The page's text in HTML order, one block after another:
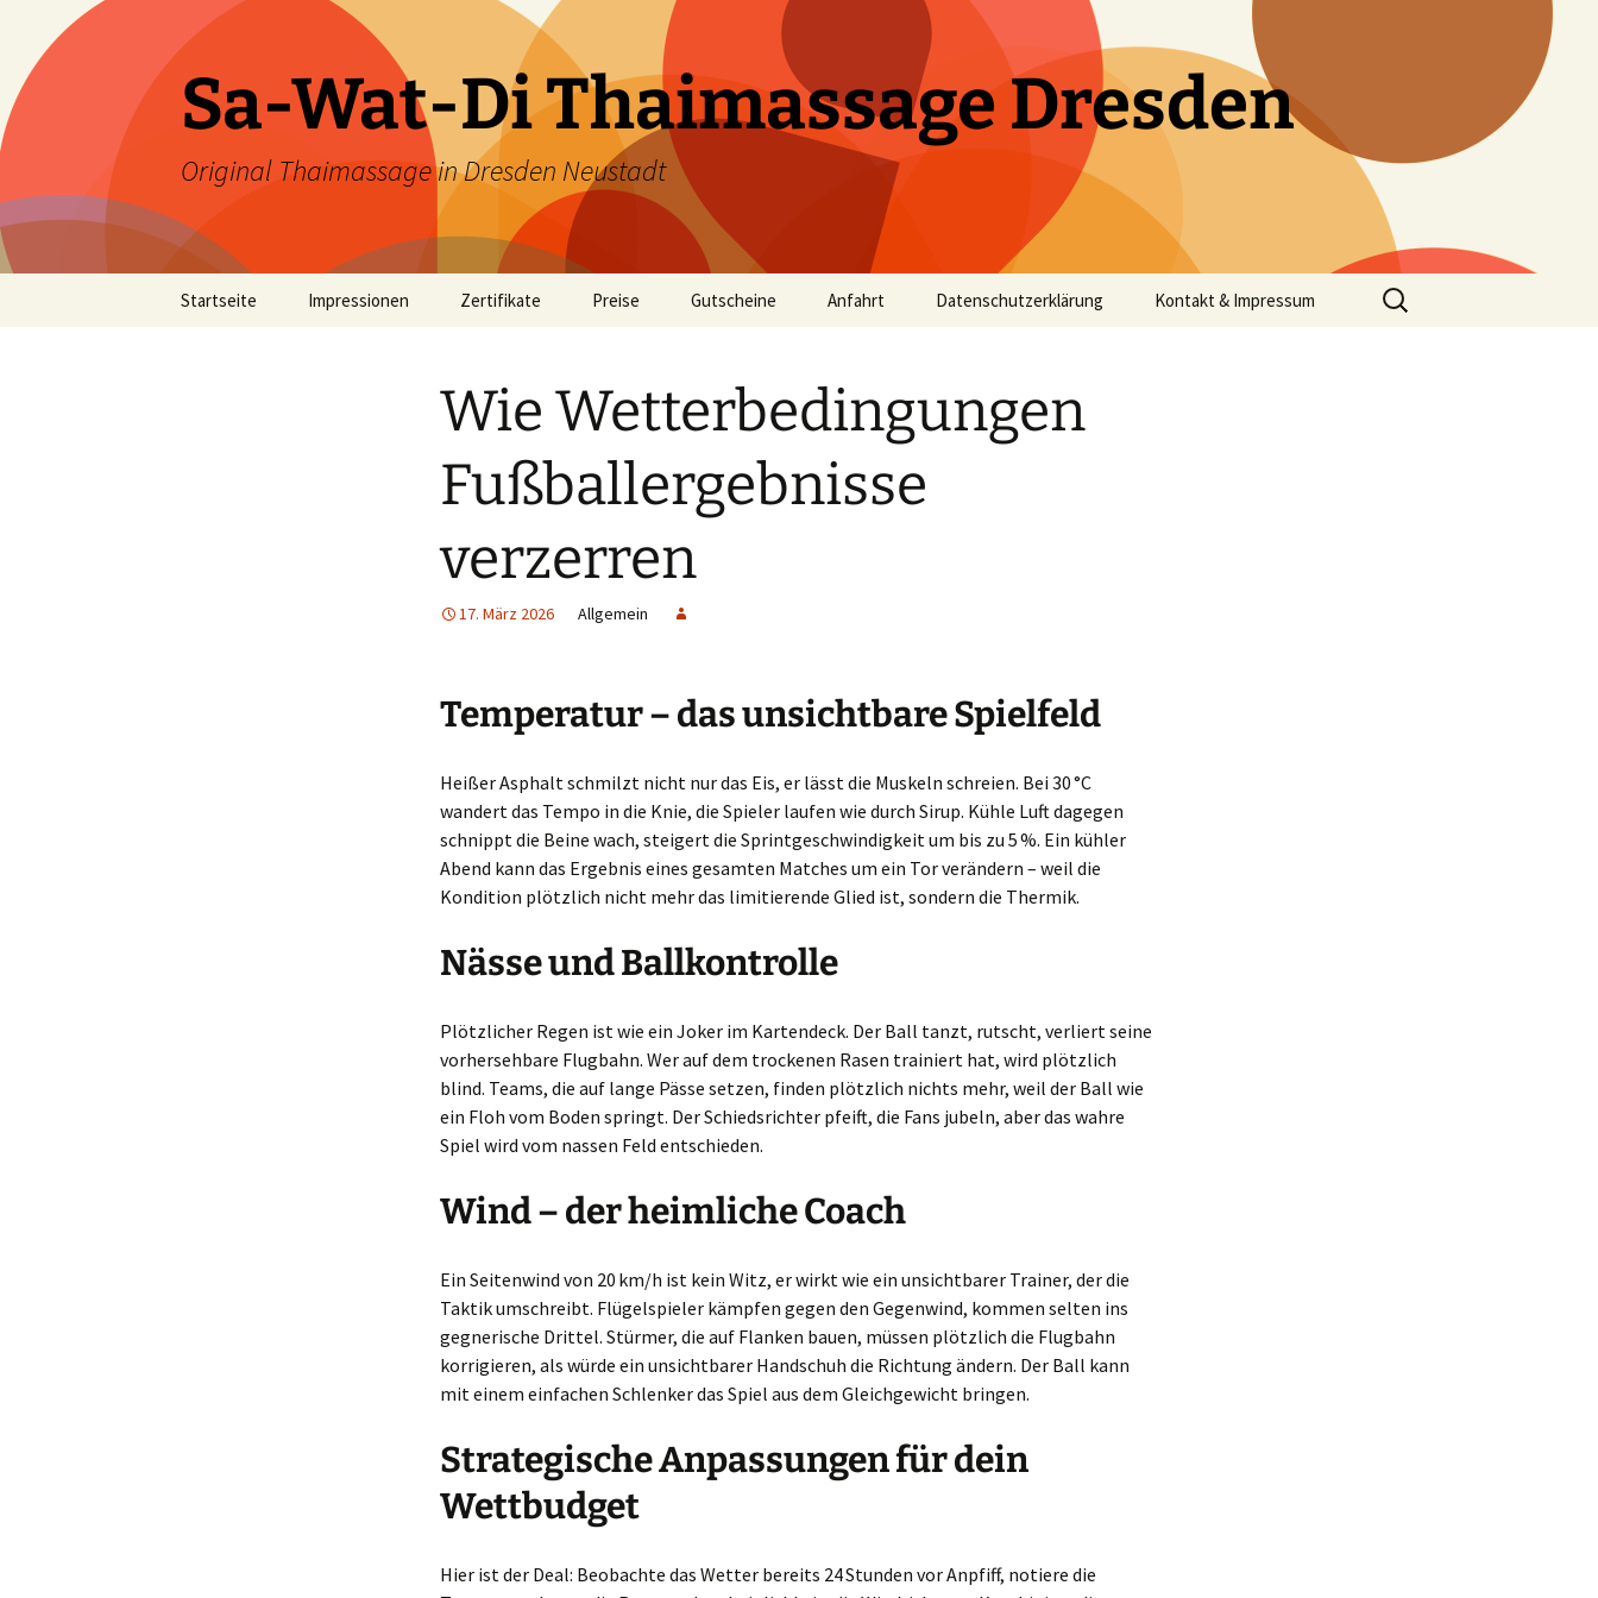
Inhalt
springen
Sa-Wat-Di Thaimassage Dresden
Original Thaimassage in Dresden Neustadt
Startseite Impressionen Zertifikate Preise Gutscheine Anfahrt Datenschutzerklärung Kontakt & Impressum
Suchen
nach:
Wie Wetterbedingungen
Fußballergebnisse
verzerren
17. März 2026 Allgemein
Temperatur – das unsichtbare Spielfeld
Heißer Asphalt schmilzt nicht nur das Eis, er lässt die Muskeln schreien. Bei 30 °C
wandert das Tempo in die Knie, die Spieler laufen wie durch Sirup. Kühle Luft dagegen
schnippt die Beine wach, steigert die Sprintgeschwindigkeit um bis zu 5 %. Ein kühler
Abend kann das Ergebnis eines gesamten Matches um ein Tor verändern – weil die
Kondition plötzlich nicht mehr das limitierende Glied ist, sondern die Thermik.
Nässe und Ballkontrolle
Plötzlicher Regen ist wie ein Joker im Kartendeck. Der Ball tanzt, rutscht, verliert seine
vorhersehbare Flugbahn. Wer auf dem trockenen Rasen trainiert hat, wird plötzlich
blind. Teams, die auf lange Pässe setzen, finden plötzlich nichts mehr, weil der Ball wie
ein Floh vom Boden springt. Der Schiedsrichter pfeift, die Fans jubeln, aber das wahre
Spiel wird vom nassen Feld entschieden.
Wind – der heimliche Coach
Ein Seitenwind von 20 km/h ist kein Witz, er wirkt wie ein unsichtbarer Trainer, der die
Taktik umschreibt. Flügelspieler kämpfen gegen den Gegenwind, kommen selten ins
gegnerische Drittel. Stürmer, die auf Flanken bauen, müssen plötzlich die Flugbahn
korrigieren, als würde ein unsichtbarer Handschuh die Richtung ändern. Der Ball kann
mit einem einfachen Schlenker das Spiel aus dem Gleichgewicht bringen.
Strategische Anpassungen für dein
Wettbudget
Hier ist der Deal: Beobachte das Wetter bereits 24 Stunden vor Anpfiff, notiere die